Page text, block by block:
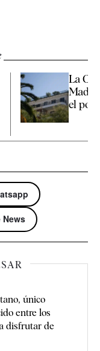
La
el
único
entre los
disfrutar de